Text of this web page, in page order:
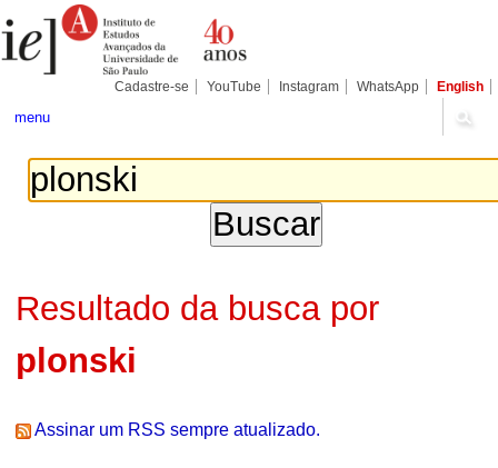
para
conteúdo.
Pessoais
Cadastre-se YouTube Instagram WhatsApp English
menu
Resultado da busca por
plonski
Assinar um RSS sempre atualizado.